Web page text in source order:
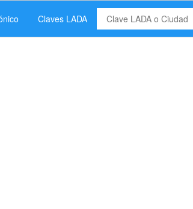
Claves LADA